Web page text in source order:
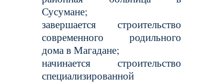
Сусумане;
завершается строительство
современного родильного
дома в Магадане;
начинается строительство
специализированной